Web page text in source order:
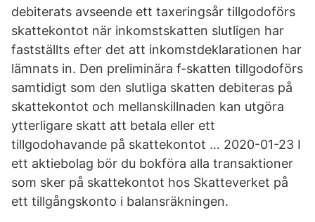
debiterats avseende ett taxeringsår tillgodoförs
skattekontot när inkomstskatten slutligen har
fastställts efter det att inkomstdeklarationen har
lämnats in. Den preliminära f-skatten tillgodoförs
samtidigt som den slutliga skatten debiteras på
skattekontot och mellanskillnaden kan utgöra
ytterligare skatt att betala eller ett
tillgodohavande på skattekontot … 2020-01-23 I
ett aktiebolag bör du bokföra alla transaktioner
som sker på skattekontot hos Skatteverket på
ett tillgångskonto i balansräkningen.